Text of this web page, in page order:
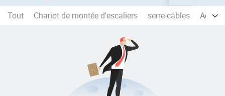
Tout Chariot de montée d'escaliers serre-câbles